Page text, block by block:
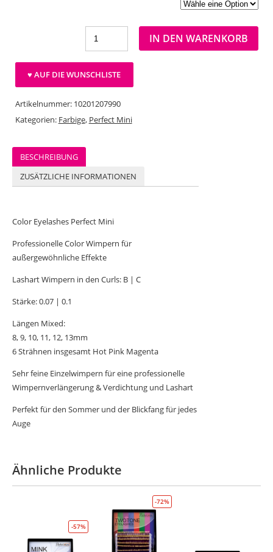
IN DEN WARENKORB
♥ AUF DIE WUNSCHLISTE
Artikelnummer: 10201207990
Kategorien: Farbige, Perfect Mini
BESCHREIBUNG
ZUSÄTZLICHE INFORMATIONEN
Color Eyelashes Perfect Mini
Professionelle Color Wimpern für
außergewöhnliche Effekte
Lashart Wimpern in den Curls: B | C
Stärke: 0.07 | 0.1
Längen Mixed:
8, 9, 10, 11, 12, 13mm
6 Strähnen insgesamt Hot Pink Magenta
Sehr feine Einzelwimpern für eine professionelle
Wimpernverlängerung & Verdichtung und Lashart
Perfekt für den Sommer und der Blickfang für jedes
Auge
Ähnliche Produkte
-57%
-72%